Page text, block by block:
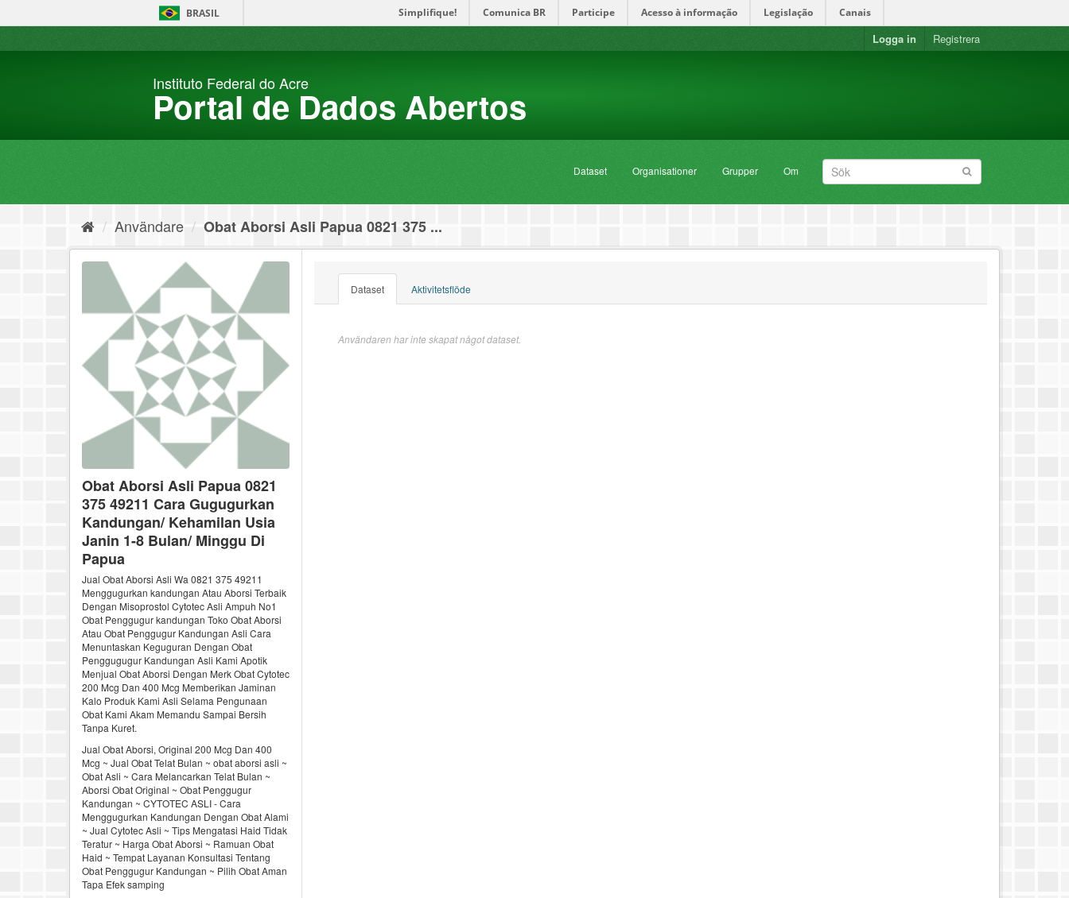
BRASIL Simplifique! Comunica BR Participe Acesso à informação Legislação Canais
Logga in Registrera
Instituto Federal do Acre
Portal de Dados Abertos
Dataset Organisationer Grupper Om
Användare Obat Aborsi Asli Papua 0821 375 ...
Obat Aborsi Asli Papua 0821
375 49211 Cara Gugugurkan
Kandungan/ Kehamilan Usia
Janin 1-8 Bulan/ Minggu Di
Papua
Jual Obat Aborsi Asli Wa 0821 375 49211
Menggugurkan kandungan Atau Aborsi Terbaik
Dengan Misoprostol Cytotec Asli Ampuh No1
Obat Penggugur kandungan Toko Obat Aborsi
Atau Obat Penggugur Kandungan Asli Cara
Menuntaskan Keguguran Dengan Obat
Penggugugur Kandungan Asli Kami Apotik
Menjual Obat Aborsi Dengan Merk Obat Cytotec
200 Mcg Dan 400 Mcg Memberikan Jaminan
Kalo Produk Kami Asli Selama Pengunaan
Obat Kami Akam Memandu Sampai Bersih
Tanpa Kuret.
Jual Obat Aborsi, Original 200 Mcg Dan 400
Mcg ~ Jual Obat Telat Bulan ~ obat aborsi asli ~
Obat Asli ~ Cara Melancarkan Telat Bulan ~
Aborsi Obat Original ~ Obat Penggugur
Kandungan ~ CYTOTEC ASLI - Cara
Menggugurkan Kandungan Dengan Obat Alami
~ Jual Cytotec Asli ~ Tips Mengatasi Haid Tidak
Teratur ~ Harga Obat Aborsi ~ Ramuan Obat
Haid ~ Tempat Layanan Konsultasi Tentang
Obat Penggugur Kandungan ~ Pilih Obat Aman
Tapa Efek samping
Dataset Aktivitetsflöde
Användaren har inte skapat något dataset.